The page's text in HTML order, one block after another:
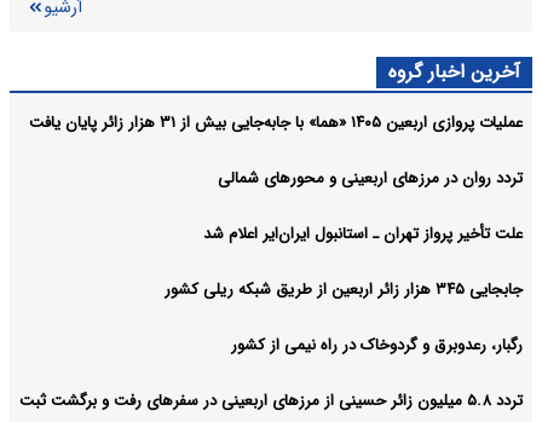
آرشیو
آخرین اخبار گروه
عملیات پروازی اربعین ۱۴۰۵ «هما» با جابه‌جایی بیش از ۳۱ هزار زائر پایان یافت
تردد روان در مرزهای اربعینی و محورهای شمالی
علت تأخیر پرواز تهران ـ استانبول ایران‌ایر اعلام شد
جابجایی ۳۴۵ هزار زائر اربعین از طریق شبکه ریلی کشور
رگبار، رعدوبرق و گردوخاک در راه نیمی از کشور
تردد ۵.۸ میلیون زائر حسینی از مرزهای اربعینی در سفرهای رفت و برگشت ثبت